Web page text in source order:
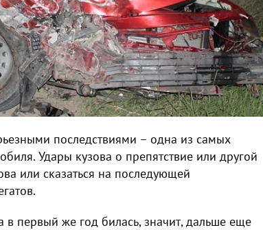
последствиями – одна из самых
Удары кузова о препятствие или другой
или сказаться на последующей
в первый же год билась, значит, дальше еще